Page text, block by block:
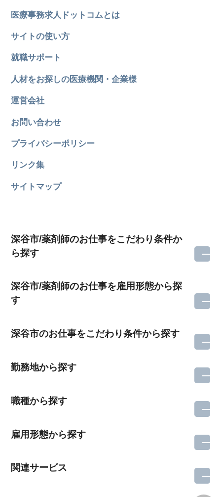
医療事務求人ドットコムとは
サイトの使い方
就職サポート
人材をお探しの医療機関・企業様
運営会社
お問い合わせ
プライバシーポリシー
リンク集
サイトマップ
深谷市/薬剤師のお仕事をこだわり条件か
ら探す
深谷市/薬剤師のお仕事を雇用形態から探
す
深谷市のお仕事をこだわり条件から探す
勤務地から探す
職種から探す
雇用形態から探す
関連サービス